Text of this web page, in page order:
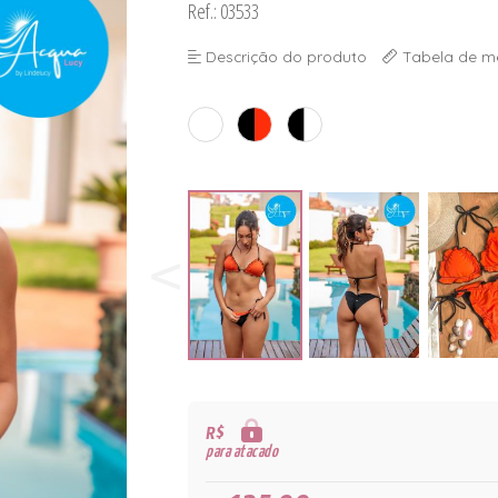
Ref.: 03533
Descrição do produto Tabela de
R$
para atacado